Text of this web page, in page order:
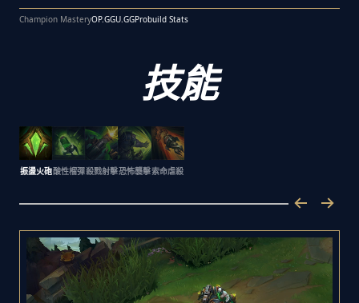
Champion MasteryOP.GGU.GGProbuild Stats
技能
振盪火砲酸性榴彈殺戮射擊恐怖襲擊索命虐殺